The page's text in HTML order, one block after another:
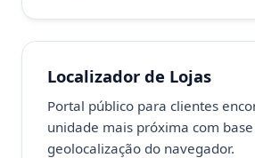
Localizador de Lojas
Portal público para clientes
unidade mais próxima com
geolocalização do navegador.